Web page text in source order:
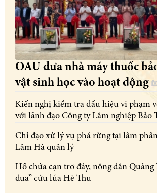
OAU đưa nhà máy thuốc
vật sinh học vào hoạt động
Kiến nghị kiểm tra dấu hiệu vi phạm
với lãnh đạo Công ty Lâm nghiệp Bảo
Chỉ đạo xử lý vụ phá rừng tại lâm
Lâm Hà quản lý
Hồ chứa cạn trơ đáy, nông dân Quảng
đua” cứu lúa Hè Thu